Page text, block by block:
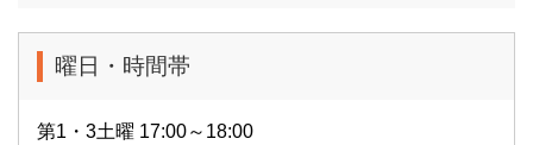
曜日・時間帯
第1・3土曜 17:00～18:00